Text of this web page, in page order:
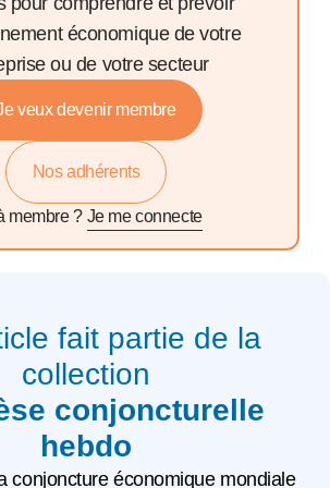
économique de votre
ou de votre secteur
veux devenir membre
Nos adhérents
membre ? Je me connecte
fait partie de la
collection
conjoncturelle
hebdo
conjoncture économique mondiale